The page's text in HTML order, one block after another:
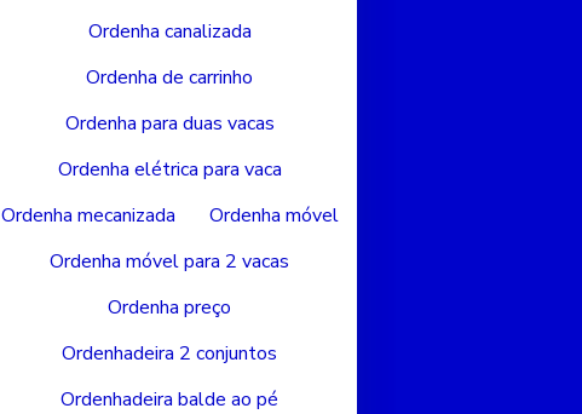
Ordenha canalizada
Ordenha de carrinho
Ordenha para duas vacas
Ordenha elétrica para vaca
Ordenha mecanizada
Ordenha móvel
Ordenha móvel para 2 vacas
Ordenha preço
Ordenhadeira 2 conjuntos
Ordenhadeira balde ao pé